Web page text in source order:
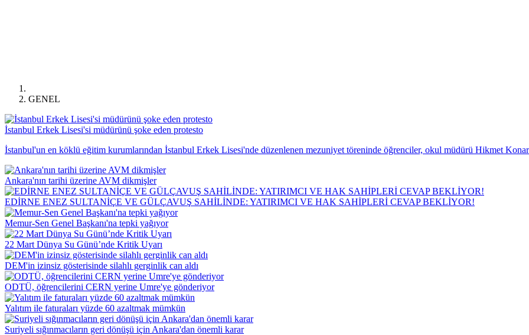
GENEL
İstanbul Erkek Lisesi'si müdürünü şoke eden protesto
İstanbul'un en köklü eğitim kurumlarından İstanbul Erkek Lisesi'nde düzenlenen mezuniyet töreninde öğrenciler, okul müdürü Hikmet
Ankara'nın tarihi üzerine AVM dikmişler
EDİRNE ENEZ SULTANİÇE VE GÜLÇAVUŞ SAHİLİNDE: YATIRIMCI VE HAK SAHİPLERİ CEVAP BEKLİYOR!
Memur-Sen Genel Başkanı'na tepki yağıyor
22 Mart Dünya Su Günü’nde Kritik Uyarı
DEM'in izinsiz gösterisinde silahlı gerginlik can aldı
ODTÜ, öğrencilerini CERN yerine Umre'ye gönderiyor
Yalıtım ile faturaları yüzde 60 azaltmak mümkün
Suriyeli sığınmacıların geri dönüşü için Ankara'dan önemli karar